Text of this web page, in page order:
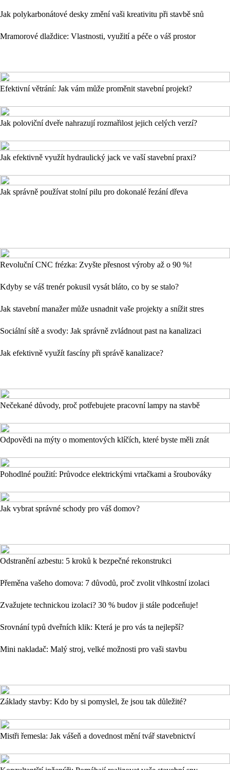
Jak polykarbonátové desky změní vaši kreativitu při stavbě snů
Mramorové dlaždice: Vlastnosti, využití a péče o váš prostor
Efektivní větrání: Jak vám může proměnit stavební projekt?
Jak poloviční dveře nahrazují rozmařilost jejich celých verzí?
Jak efektivně využít hydraulický jack ve vaší stavební praxi?
Jak správně používat stolní pilu pro dokonalé řezání dřeva
Revoluční CNC frézka: Zvyšte přesnost výroby až o 90 %!
Kdyby se váš trenér pokusil vysát bláto, co by se stalo?
Jak stavební manažer může usnadnit vaše projekty a snížit stres
Sociální sítě a svody: Jak správně zvládnout past na kanalizaci
Jak efektivně využít fascíny při správě kanalizace?
Nečekané důvody, proč potřebujete pracovní lampy na stavbě
Odpovědi na mýty o momentových klíčích, které byste měli znát
Pohodlné použití: Průvodce elektrickými vrtačkami a šroubováky
Jak vybrat správné schody pro váš domov?
Odstranění azbestu: 5 kroků k bezpečné rekonstrukci
Přeměna vašeho domova: 7 důvodů, proč zvolit vlhkostní izolaci
Zvažujete technickou izolaci? 30 % budov ji stále podceňuje!
Srovnání typů dveřních klik: Která je pro vás ta nejlepší?
Mini nakladač: Malý stroj, velké možnosti pro vaši stavbu
Základy stavby: Kdo by si pomyslel, že jsou tak důležité?
Mistři řemesla: Jak vášeň a dovednost mění tvář stavebnictví